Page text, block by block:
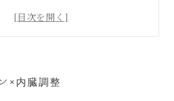
×内臓調整